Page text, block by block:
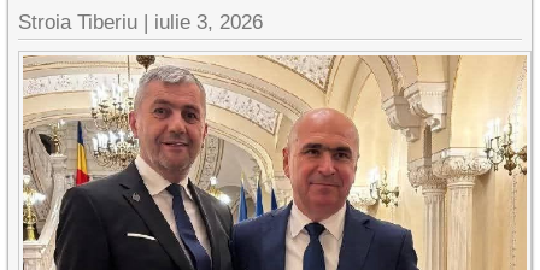
Stroia Tiberiu | iulie 3, 2026